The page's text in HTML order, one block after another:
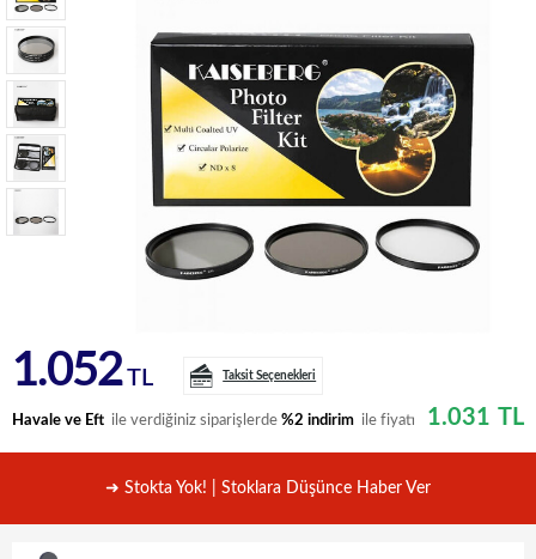
1.052TL Taksit Seçenekleri
Havale ve Eft ile verdiğiniz siparişlerde %2 indirim ile fiyatı 1.031 TL
➜ Stokta Yok! | Stoklara Düşünce Haber Ver